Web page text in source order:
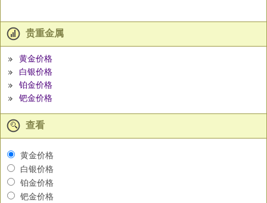
贵重金属
黄金价格
白银价格
铂金价格
钯金价格
查看
黄金价格
白银价格
铂金价格
钯金价格